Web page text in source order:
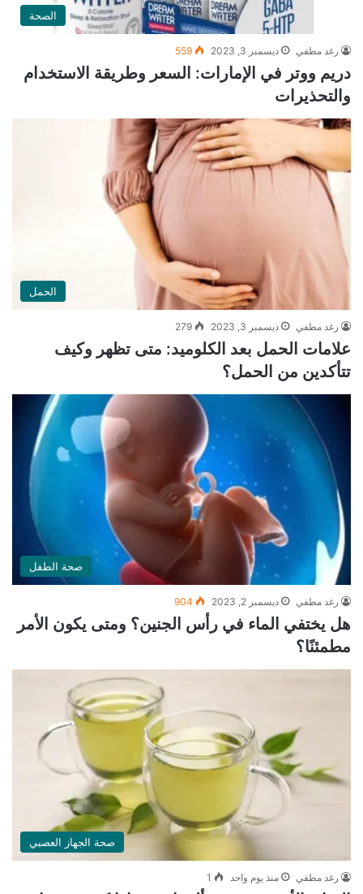
الصحة
رغد مطفي ديسمبر 3, 2023 559
دريم ووتر في الإمارات: السعر وطريقة الاستخدام
والتحذيرات
الحمل
رغد مطفي ديسمبر 3, 2023 279
علامات الحمل بعد الكلوميد: متى تظهر وكيف
تتأكدين من الحمل؟
صحة الطفل
رغد مطفي ديسمبر 2, 2023 904
هل يختفي الماء في رأس الجنين؟ ومتى يكون الأمر
مطمئنًا؟
صحة الجهاز العصبي
رغد مطفي منذ يوم واحد 1